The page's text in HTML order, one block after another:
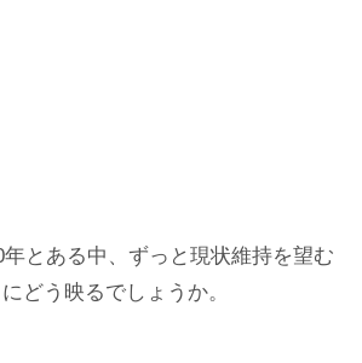
とある中、ずっと現状維持を望む
どう映るでしょうか。